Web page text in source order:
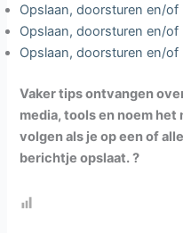
Opslaan, doorsturen en/of
Opslaan, doorsturen en/
Opslaan, doorsturen en/of
Vaker tips ontvangen
media, tools en noem het
volgen als je op een of
berichtje opslaat. ?